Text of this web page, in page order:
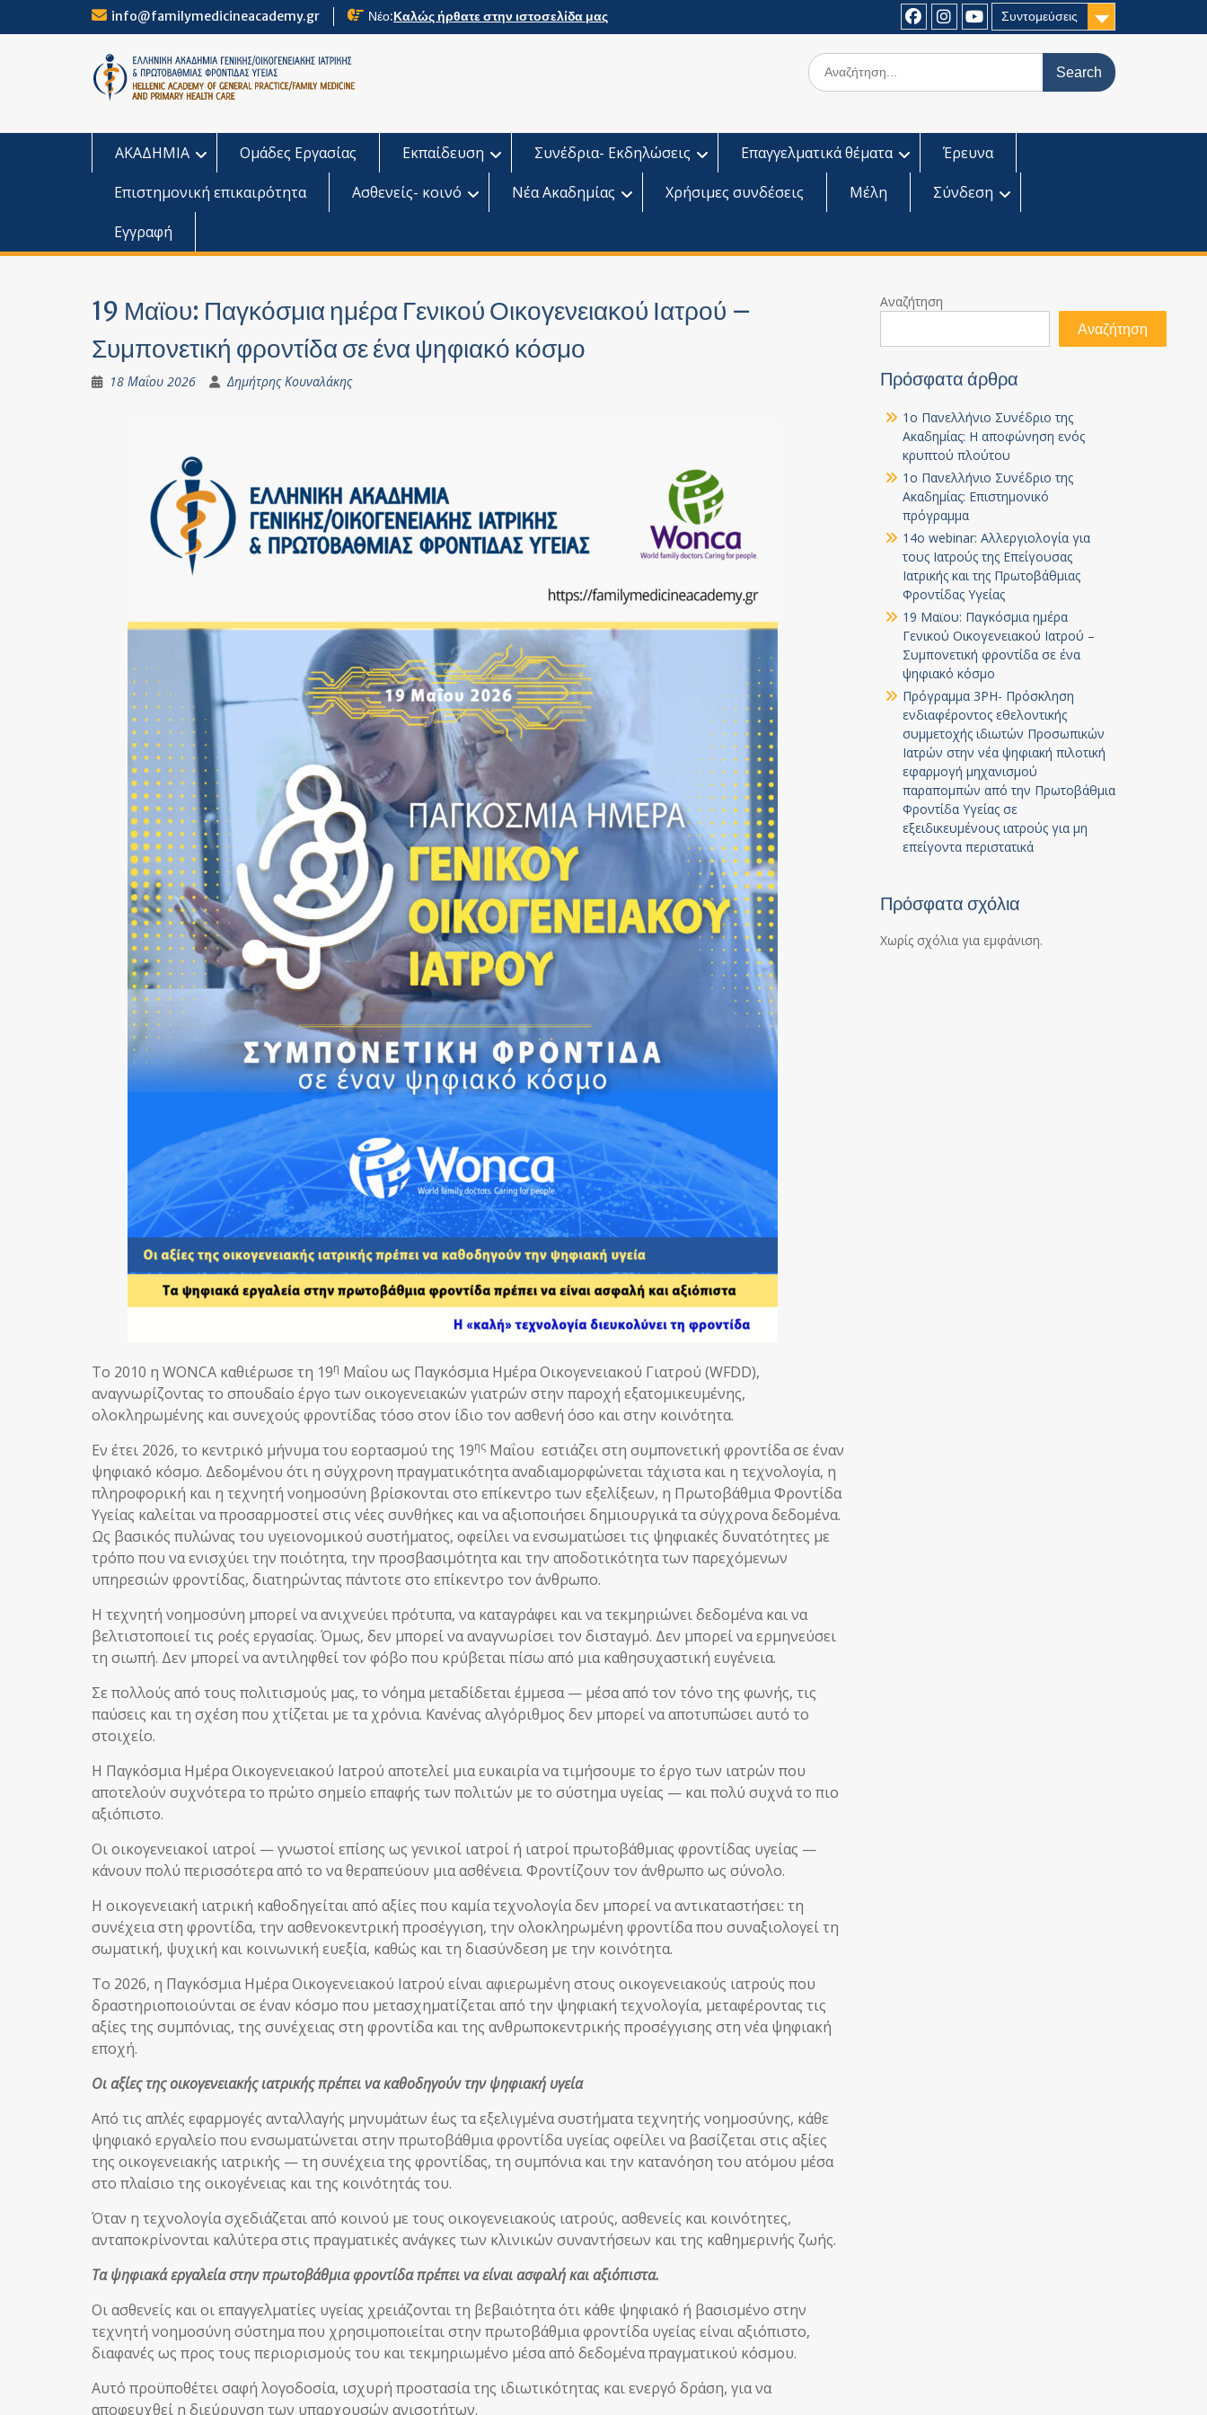
info@familymedicineacademy.gr Νέο:Καλώς ήρθατε στην ιστοσελίδα μας
Συντομεύσεις
FacebookInstagram
Youtube
Search
for:
ΑΚΑΔΗΜΙΑ Ομάδες Εργασίας Εκπαίδευση Συνέδρια- Εκδηλώσεις Επαγγελματικά θέματα
Έρευνα
Επιστημονική επικαιρότητα
Ασθενείς- κοινό Νέα Ακαδημίας Χρήσιμες συνδέσεις Μέλη
Σύνδεση
Εγγραφή
19 Μαϊου: Παγκόσμια ημέρα Γενικού Οικογενειακού Ιατρού –
Συμπονετική φροντίδα σε ένα ψηφιακό κόσμο
18 Μαΐου 2026 Δημήτρης Κουναλάκης
Το 2010 η WONCA καθιέρωσε τη 19η Μαΐου ως Παγκόσμια Ημέρα Οικογενειακού Γιατρού (WFDD),
αναγνωρίζοντας το σπουδαίο έργο των οικογενειακών γιατρών στην παροχή εξατομικευμένης,
ολοκληρωμένης και συνεχούς φροντίδας τόσο στον ίδιο τον ασθενή όσο και στην κοινότητα.
Εν έτει 2026, το κεντρικό μήνυμα του εορτασμού της 19ης Μαΐου εστιάζει στη συμπονετική φροντίδα σε έναν
ψηφιακό κόσμο. Δεδομένου ότι η σύγχρονη πραγματικότητα αναδιαμορφώνεται τάχιστα και η τεχνολογία, η
πληροφορική και η τεχνητή νοημοσύνη βρίσκονται στο επίκεντρο των εξελίξεων, η Πρωτοβάθμια Φροντίδα
Υγείας καλείται να προσαρμοστεί στις νέες συνθήκες και να αξιοποιήσει δημιουργικά τα σύγχρονα δεδομένα.
Ως βασικός πυλώνας του υγειονομικού συστήματος, οφείλει να ενσωματώσει τις ψηφιακές δυνατότητες με
τρόπο που να ενισχύει την ποιότητα, την προσβασιμότητα και την αποδοτικότητα των παρεχόμενων
υπηρεσιών φροντίδας, διατηρώντας πάντοτε στο επίκεντρο τον άνθρωπο.
Η τεχνητή νοημοσύνη μπορεί να ανιχνεύει πρότυπα, να καταγράφει και να τεκμηριώνει δεδομένα και να
βελτιστοποιεί τις ροές εργασίας. Όμως, δεν μπορεί να αναγνωρίσει τον δισταγμό. Δεν μπορεί να ερμηνεύσει
τη σιωπή. Δεν μπορεί να αντιληφθεί τον φόβο που κρύβεται πίσω από μια καθησυχαστική ευγένεια.
Σε πολλούς από τους πολιτισμούς μας, το νόημα μεταδίδεται έμμεσα — μέσα από τον τόνο της φωνής, τις
παύσεις και τη σχέση που χτίζεται με τα χρόνια. Κανένας αλγόριθμος δεν μπορεί να αποτυπώσει αυτό το
στοιχείο.
Η Παγκόσμια Ημέρα Οικογενειακού Ιατρού αποτελεί μια ευκαιρία να τιμήσουμε το έργο των ιατρών που
αποτελούν συχνότερα το πρώτο σημείο επαφής των πολιτών με το σύστημα υγείας — και πολύ συχνά το πιο
αξιόπιστο.
Οι οικογενειακοί ιατροί — γνωστοί επίσης ως γενικοί ιατροί ή ιατροί πρωτοβάθμιας φροντίδας υγείας —
κάνουν πολύ περισσότερα από το να θεραπεύουν μια ασθένεια. Φροντίζουν τον άνθρωπο ως σύνολο.
Η οικογενειακή ιατρική καθοδηγείται από αξίες που καμία τεχνολογία δεν μπορεί να αντικαταστήσει: τη
συνέχεια στη φροντίδα, την ασθενοκεντρική προσέγγιση, την ολοκληρωμένη φροντίδα που συναξιολογεί τη
σωματική, ψυχική και κοινωνική ευεξία, καθώς και τη διασύνδεση με την κοινότητα.
Το 2026, η Παγκόσμια Ημέρα Οικογενειακού Ιατρού είναι αφιερωμένη στους οικογενειακούς ιατρούς που
δραστηριοποιούνται σε έναν κόσμο που μετασχηματίζεται από την ψηφιακή τεχνολογία, μεταφέροντας τις
αξίες της συμπόνιας, της συνέχειας στη φροντίδα και της ανθρωποκεντρικής προσέγγισης στη νέα ψηφιακή
εποχή.
Οι αξίες της οικογενειακής ιατρικής πρέπει να καθοδηγούν την ψηφιακή υγεία
Από τις απλές εφαρμογές ανταλλαγής μηνυμάτων έως τα εξελιγμένα συστήματα τεχνητής νοημοσύνης, κάθε
ψηφιακό εργαλείο που ενσωματώνεται στην πρωτοβάθμια φροντίδα υγείας οφείλει να βασίζεται στις αξίες
της οικογενειακής ιατρικής — τη συνέχεια της φροντίδας, τη συμπόνια και την κατανόηση του ατόμου μέσα
στο πλαίσιο της οικογένειας και της κοινότητάς του.
Όταν η τεχνολογία σχεδιάζεται από κοινού με τους οικογενειακούς ιατρούς, ασθενείς και κοινότητες,
ανταποκρίνονται καλύτερα στις πραγματικές ανάγκες των κλινικών συναντήσεων και της καθημερινής ζωής.
Τα ψηφιακά εργαλεία στην πρωτοβάθμια φροντίδα πρέπει να είναι ασφαλή και αξιόπιστα.
Οι ασθενείς και οι επαγγελματίες υγείας χρειάζονται τη βεβαιότητα ότι κάθε ψηφιακό ή βασισμένο στην
τεχνητή νοημοσύνη σύστημα που χρησιμοποιείται στην πρωτοβάθμια φροντίδα υγείας είναι αξιόπιστο,
διαφανές ως προς τους περιορισμούς του και τεκμηριωμένο μέσα από δεδομένα πραγματικού κόσμου.
Αυτό προϋποθέτει σαφή λογοδοσία, ισχυρή προστασία της ιδιωτικότητας και ενεργό δράση, για να
αποφευχθεί η διεύρυνση των υπαρχουσών ανισοτήτων.
Αναζήτηση
Αναζήτηση
Πρόσφατα άρθρα
1ο Πανελλήνιο Συνέδριο της
Ακαδημίας: Η αποφώνηση ενός
κρυπτού πλούτου
1ο Πανελλήνιο Συνέδριο της
Ακαδημίας: Επιστημονικό
πρόγραμμα
14ο webinar: Αλλεργιολογία για
τους Ιατρούς της Επείγουσας
Ιατρικής και της Πρωτοβάθμιας
Φροντίδας Υγείας
19 Μαϊου: Παγκόσμια ημέρα
Γενικού Οικογενειακού Ιατρού –
Συμπονετική φροντίδα σε ένα
ψηφιακό κόσμο
Πρόγραμμα 3PH- Πρόσκληση
ενδιαφέροντος εθελοντικής
συμμετοχής ιδιωτών Προσωπικών
Ιατρών στην νέα ψηφιακή πιλοτική
εφαρμογή μηχανισμού
παραπομπών από την Πρωτοβάθμια
Φροντίδα Υγείας σε
εξειδικευμένους ιατρούς για μη
επείγοντα περιστατικά
Πρόσφατα σχόλια
Χωρίς σχόλια για εμφάνιση.